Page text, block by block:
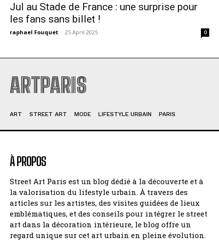
Jul au Stade de France : une surprise pour
les fans sans billet !
raphael Fouquet - 25 April 2025 0
ARTPARIS
ART STREET ART MODE LIFESTYLE URBAIN PARIS
À PROPOS
Street Art Paris est un blog dédié à la découverte et à
la valorisation du lifestyle urbain. À travers des
articles sur les artistes, des visites guidées de lieux
emblématiques, et des conseils pour intégrer le street
art dans la décoration intérieure, le blog offre un
regard unique sur cet art urbain en pleine évolution.